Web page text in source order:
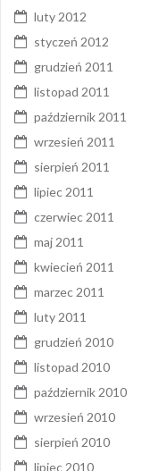
luty 2012
styczeń 2012
grudzień 2011
listopad 2011
październik 2011
wrzesień 2011
sierpień 2011
lipiec 2011
czerwiec 2011
maj 2011
kwiecień 2011
marzec 2011
luty 2011
grudzień 2010
listopad 2010
październik 2010
wrzesień 2010
sierpień 2010
lipiec 2010